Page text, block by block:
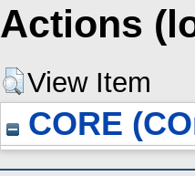
Actions
View Item
CORE